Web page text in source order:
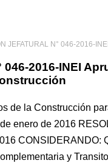
N° 046-2016-INEI Aprueban
046-2016-INEI
de la Construcción
enero de 2016
CONSIDERANDO:
y